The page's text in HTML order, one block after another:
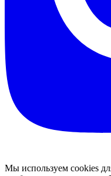
Мы используем cookies